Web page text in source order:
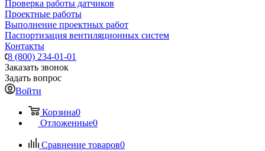
Проверка работы датчиков
Проектные работы
Выполнение проектных работ
Паспортизация вентиляционных систем
Контакты
8 (800) 234-01-01
Заказать звонок
Задать вопрос
Войти
Корзина0
Отложенные0
Сравнение товаров0